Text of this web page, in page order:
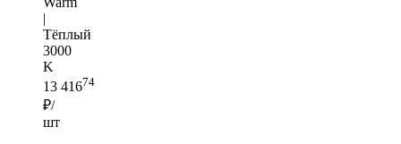
|
Тёплый
3000
K
13 41674
₽/
шт